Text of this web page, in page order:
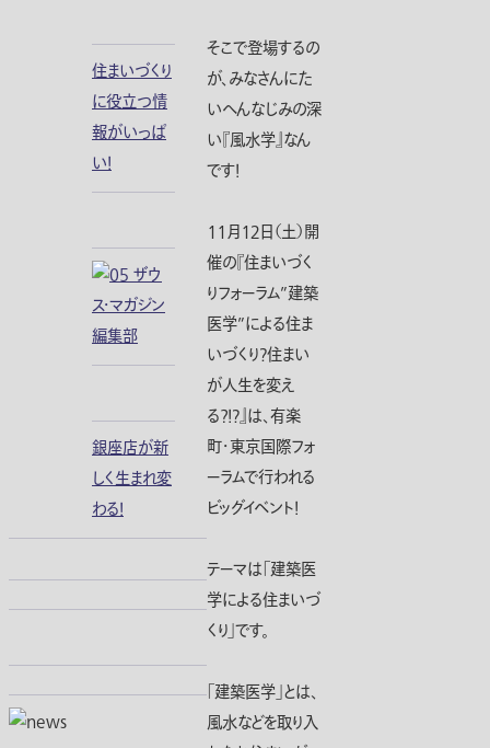
住まいづくり
に役立つ情
報がいっぱ
い！
銀座店が新
しく生まれ変
わる！
そこで登場するの
が、みなさんにた
いへんなじみの深
い『風水学』なん
です！
１１月１２日（土）開
催の『住まいづく
りフォーラム”建築
医学”による住ま
いづくり?住まい
が人生を変え
る？！?』は、有楽
町・東京国際フォ
ーラムで行われる
ビッグイベント！
テーマは「建築医
学による住まいづ
くり」です。
「建築医学」とは、
風水などを取り入